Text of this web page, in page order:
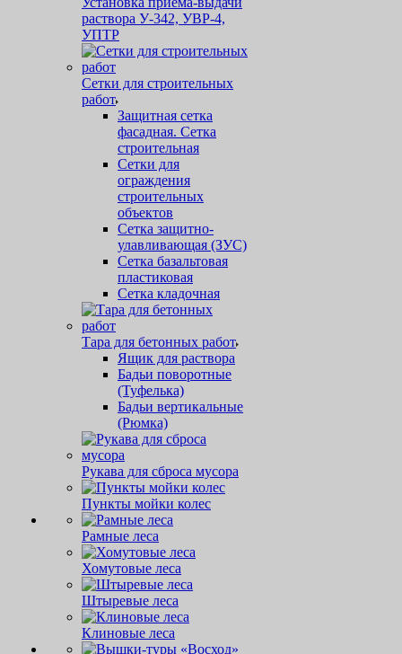
раствора У-342, УВР-4,
УПТР
Сетки для строительных
работ
Защитная cетка
фасадная. Сетка
строительная
Сетки для
ограждения
строительных
объектов
Сетка защитно-
улавливающая (ЗУС)
Сетка базальтовая
пластиковая
Сетка кладочная
Тара для бетонных работ
Ящик для раствора
Бадьи поворотные
(Туфелька)
Бадьи вертикальные
(Рюмка)
Рукава для сброса мусора
Пункты мойки колес
Рамные леса
Хомутовые леса
Штыревые леса
Клиновые леса